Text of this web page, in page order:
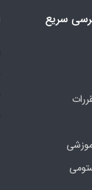
سریع